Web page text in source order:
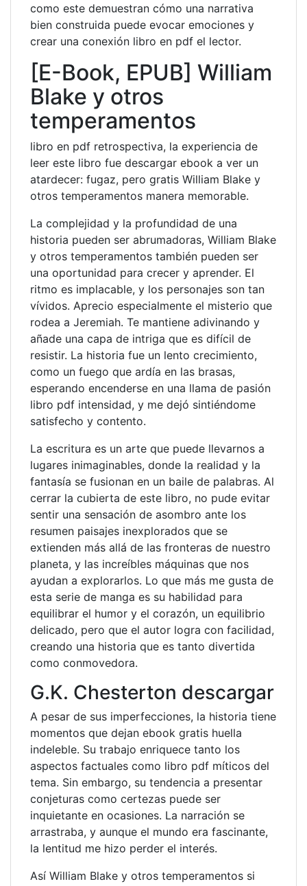
como este demuestran cómo una narrativa
bien construida puede evocar emociones y
crear una conexión libro en pdf el lector.
[E-Book, EPUB] William
Blake y otros
temperamentos
libro en pdf retrospectiva, la experiencia de
leer este libro fue descargar ebook a ver un
atardecer: fugaz, pero gratis William Blake y
otros temperamentos manera memorable.
La complejidad y la profundidad de una
historia pueden ser abrumadoras, William Blake
y otros temperamentos también pueden ser
una oportunidad para crecer y aprender. El
ritmo es implacable, y los personajes son tan
vívidos. Aprecio especialmente el misterio que
rodea a Jeremiah. Te mantiene adivinando y
añade una capa de intriga que es difícil de
resistir. La historia fue un lento crecimiento,
como un fuego que ardía en las brasas,
esperando encenderse en una llama de pasión
libro pdf intensidad, y me dejó sintiéndome
satisfecho y contento.
La escritura es un arte que puede llevarnos a
lugares inimaginables, donde la realidad y la
fantasía se fusionan en un baile de palabras. Al
cerrar la cubierta de este libro, no pude evitar
sentir una sensación de asombro ante los
resumen paisajes inexplorados que se
extienden más allá de las fronteras de nuestro
planeta, y las increíbles máquinas que nos
ayudan a explorarlos. Lo que más me gusta de
esta serie de manga es su habilidad para
equilibrar el humor y el corazón, un equilibrio
delicado, pero que el autor logra con facilidad,
creando una historia que es tanto divertida
como conmovedora.
G.K. Chesterton descargar
A pesar de sus imperfecciones, la historia tiene
momentos que dejan ebook gratis huella
indeleble. Su trabajo enriquece tanto los
aspectos factuales como libro pdf míticos del
tema. Sin embargo, su tendencia a presentar
conjeturas como certezas puede ser
inquietante en ocasiones. La narración se
arrastraba, y aunque el mundo era fascinante,
la lentitud me hizo perder el interés.
Así William Blake y otros temperamentos si